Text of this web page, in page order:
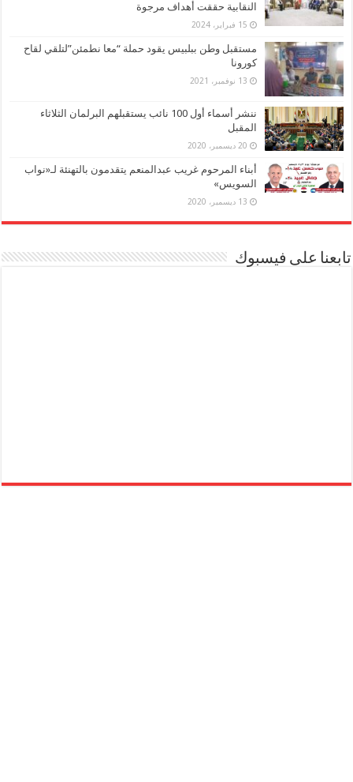
النقابية حققت أهداف مرجوة
15 فبراير، 2024
مستقبل وطن ببلبيس يقود حملة “معا نطمئن”لتلقي لقاح
كورونا
13 نوفمبر، 2021
ننشر أسماء أول 100 نائب يستقبلهم البرلمان الثلاثاء
المقبل
20 ديسمبر، 2020
أبناء المرحوم غريب عبدالمنعم يتقدمون بالتهنئة لـ«نواب
السويس»
13 ديسمبر، 2020
تابعنا على فيسبوك